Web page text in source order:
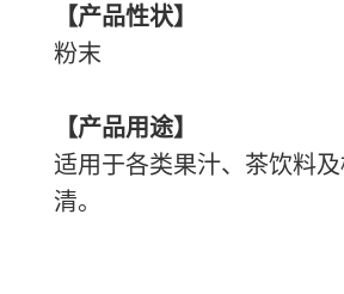
【产品性状】
粉末
【产品用途】
适用于各类果汁、茶饮料
清。